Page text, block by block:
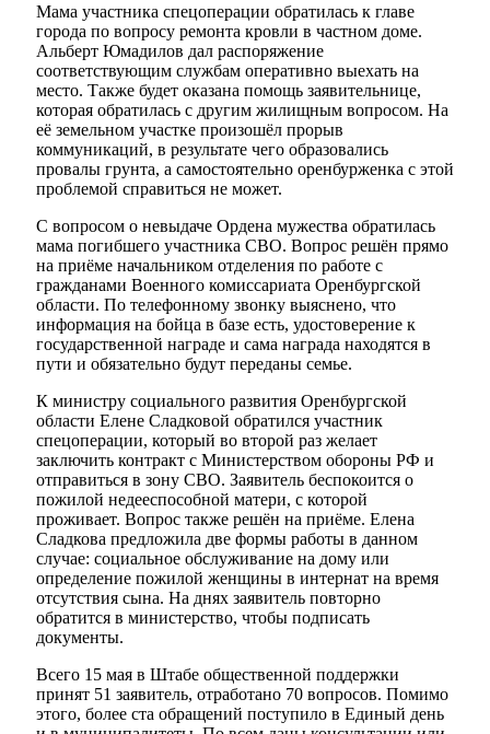
Мама участника спецоперации обратилась к главе
города по вопросу ремонта кровли в частном доме.
Альберт Юмадилов дал распоряжение
соответствующим службам оперативно выехать на
место. Также будет оказана помощь заявительнице,
которая обратилась с другим жилищным вопросом. На
её земельном участке произошёл прорыв
коммуникаций, в результате чего образовались
провалы грунта, а самостоятельно оренбурженка с этой
проблемой справиться не может.
С вопросом о невыдаче Ордена мужества обратилась
мама погибшего участника СВО. Вопрос решён прямо
на приёме начальником отделения по работе с
гражданами Военного комиссариата Оренбургской
области. По телефонному звонку выяснено, что
информация на бойца в базе есть, удостоверение к
государственной награде и сама награда находятся в
пути и обязательно будут переданы семье.
К министру социального развития Оренбургской
области Елене Сладковой обратился участник
спецоперации, который во второй раз желает
заключить контракт с Министерством обороны РФ и
отправиться в зону СВО. Заявитель беспокоится о
пожилой недееспособной матери, с которой
проживает. Вопрос также решён на приёме. Елена
Сладкова предложила две формы работы в данном
случае: социальное обслуживание на дому или
определение пожилой женщины в интернат на время
отсутствия сына. На днях заявитель повторно
обратится в министерство, чтобы подписать
документы.
Всего 15 мая в Штабе общественной поддержки
принят 51 заявитель, отработано 70 вопросов. Помимо
этого, более ста обращений поступило в Единый день